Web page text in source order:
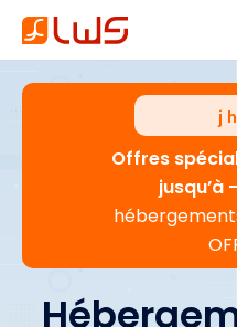
j h
Offres
jusqu’à